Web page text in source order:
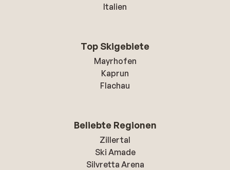
Italien
Top Skigebiete
Mayrhofen
Kaprun
Flachau
Beliebte Regionen
Zillertal
Ski Amade
Silvretta Arena